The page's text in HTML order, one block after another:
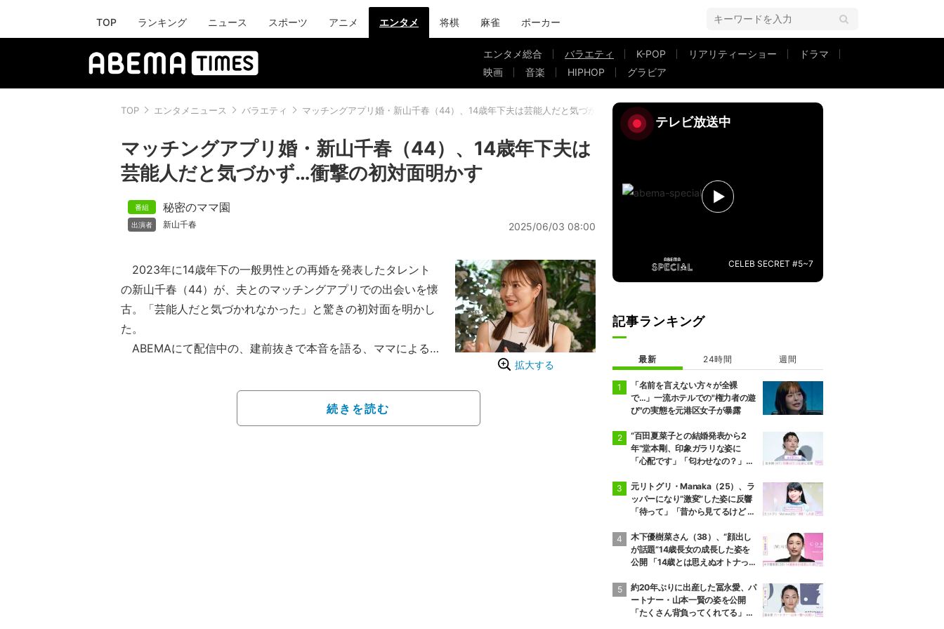
TOP ランキング ニュース スポーツ アニメ エンタメ 将棋 麻雀 ポーカー
エンタメ総合 バラエティ K-POP リアリティーショー
ドラマ
映画
音楽 HIPHOP グラビア
TOP エンタメニュース バラエティ マッチングアプリ婚・新山千春（44）、14歳年下夫は芸能人だと気づかず…衝撃の初対面明かす
マッチングアプリ婚・新山千春（44）、14歳年下夫は
芸能人だと気づかず…衝撃の初対面明かす
秘密のママ園
新山千春 2025/06/03 08:00
拡大する
2023年に14歳年下の一般男性との再婚を発表したタレント
の新山千春（44）が、夫とのマッチングアプリでの出会いを懐
古。「芸能人だと気づかれなかった」と驚きの初対面を明かし
た。
ABEMAにて配信中の、建前抜きで本音を語る、ママによる、
ママたちの新たな「発見」と「共感」をテーマに、リアルな生
き方や子育てに迫る。番組のMCには自身も母親として子育て
をする滝沢眞規子・近藤千尋・峯岸みなみの3人が就任。それ
続きを読む
テレビ放送中
CELEB SECRET #5~7
記事ランキング
最新 24時間 週間
「名前を言えない方々が全裸
で…」一流ホテルでの"権力者の遊
び"の実態を元港区女子が暴露
“百田夏菜子との結婚発表から2
年”堂本剛、印象ガラリな姿に
「心配です」「匂わせなの？」な
元リトグリ・Manaka（25）、ラ
ッパーになり“激変”した姿に反響
「待って」「昔から見てるけど 最
木下優樹菜さん（38）、“顔出し
が話題”14歳長女の成長した姿を
公開 「14歳とは思えぬオトナっぽ
ぎる」など反響
約20年ぶりに出産した冨永愛、パ
ートナー・山本一賢の姿を公開
「たくさん背負ってくれてる」感